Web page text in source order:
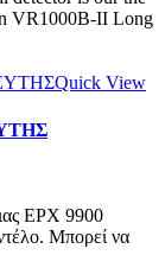
VR1000B-II Long
Quick View
EPX 9900
Μπορεί να